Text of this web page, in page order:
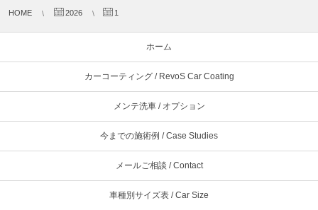
HOME 2026 1
ホーム
カーコーティング / RevoS Car Coating
メンテ洗車 / オプション
今までの施術例 / Case Studies
メールご相談 / Contact
車種別サイズ表 / Car Size